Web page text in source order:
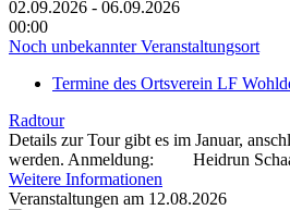
02.09.2026 - 06.09.2026
00:00
Noch unbekannter Veranstaltungsort
Termine des Ortsverein LF
Radtour
Details zur Tour gibt es im Januar,
werden. Anmeldung: Heidrun
Weitere Informationen
Veranstaltungen am 12.08.2026